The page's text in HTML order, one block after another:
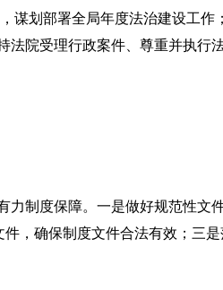
谋划部署全局年度法治建设工作
院受理行政案件、尊重并执行
制度保障。一是做好规范性文
，确保制度文件合法有效；三是